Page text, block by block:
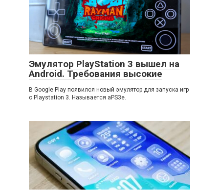
Эмулятор PlayStation 3 вышел на
Android. Требования высокие
В Google Play появился новый эмулятор для запуска игр
с Playstation 3. Называется aPS3e.